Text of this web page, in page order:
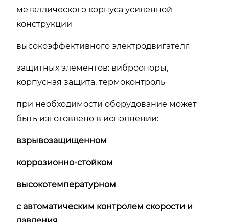
металлического корпуса усиленной
конструкции
высокоэффективного электродвигателя
защитных элементов: виброопоры,
корпусная защита, термоконтроль
при необходимости оборудование может
быть изготовлено в исполнении:
взрывозащищенном
коррозионно-стойком
высокотемпературном
с автоматическим контролем скорости и